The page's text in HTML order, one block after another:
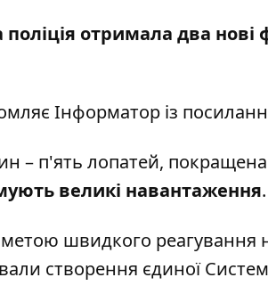
поліція отримала два
Інформатор із
– п'ять лопатей, покращена
великі навантаження.
швидкого реагування
створення єдиної